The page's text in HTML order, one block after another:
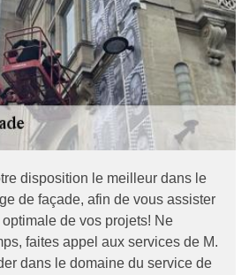
disposition le meilleur dans le
de façade, afin de vous assister
de vos projets! Ne
faites appel aux services de M.
dans le domaine du service de